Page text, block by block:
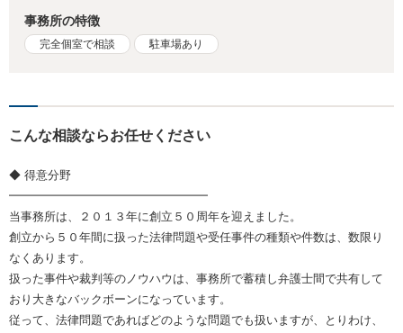
事務所の特徴
完全個室で相談 駐車場あり
こんな相談ならお任せください
◆ 得意分野
━━━━━━━━━━━━━━━━━
当事務所は、２０１３年に創立５０周年を迎えました。
創立から５０年間に扱った法律問題や受任事件の種類や件数は、数限り
なくあります。
扱った事件や裁判等のノウハウは、事務所で蓄積し弁護士間で共有して
おり大きなバックボーンになっています。
従って、法律問題であればどのような問題でも扱いますが、とりわけ、